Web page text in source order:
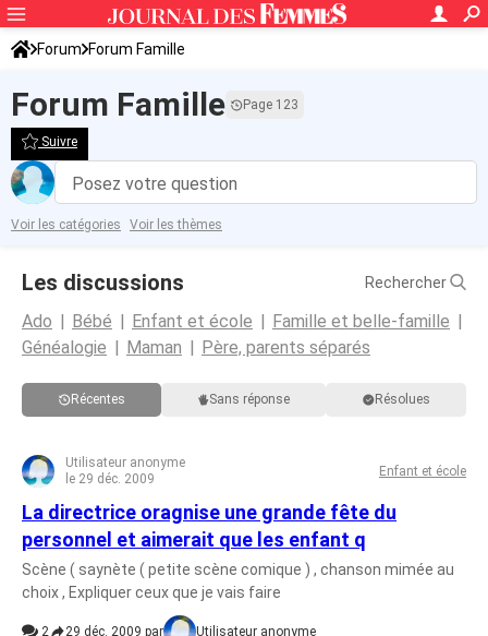
Forum Forum Famille
Forum Famille Page 123
Suivre
Posez votre question
Voir les catégories Voir les thèmes
Les discussions Rechercher
Ado Bébé Enfant et école
Famille et belle-famille
Généalogie
Maman Père, parents séparés
Récentes Sans réponse Résolues
Utilisateur anonyme
le 29 déc. 2009
Enfant et école
La directrice oragnise une grande fête du
personnel et aimerait que les enfant q
Scène ( saynète ( petite scène comique ) , chanson mimée au
choix , Expliquer ceux que je vais faire
2 29 déc. 2009 par Utilisateur anonyme